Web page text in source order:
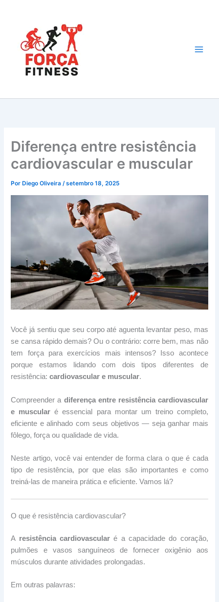
conteúdo
Diferença entre resistência
cardiovascular e muscular
Por Diego Oliveira/setembro 18, 2025
Você já sentiu que seu corpo até aguenta levantar peso, mas
se cansa rápido demais? Ou o contrário: corre bem, mas não
tem força para exercícios mais intensos? Isso acontece
porque estamos lidando com dois tipos diferentes de
resistência:cardiovascular e muscular.
Compreender a diferença entre resistência cardiovascular
e muscular é essencial para montar um treino completo,
eficiente e alinhado com seus objetivos — seja ganhar mais
fôlego, força ou qualidade de vida.
Neste artigo, você vai entender de forma clara o que é cada
tipo de resistência, por que elas são importantes e como
treiná-las de maneira prática e eficiente. Vamos lá?
O que é resistência cardiovascular?
A resistência cardiovascular é a capacidade do coração,
pulmões e vasos sanguíneos de fornecer oxigênio aos
músculos durante atividades prolongadas.
Em outras palavras: